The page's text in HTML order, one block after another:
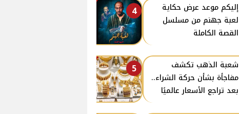
4
إليكم موعد عرض حكاية
لعبة جهنم من مسلسل
القصة الكاملة
5
شعبة الذهب تكشف
مفاجأة بشأن حركة الشراء..
بعد تراجع الأسعار عالميًا